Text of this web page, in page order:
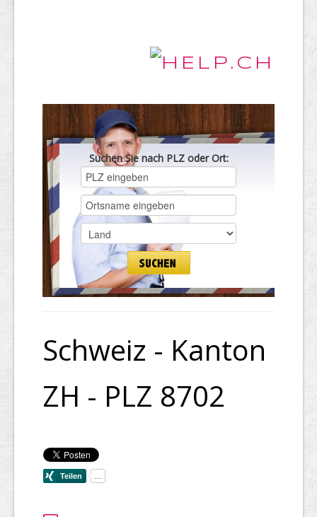
Suchen Sie nach PLZ oder Ort:
Schweiz - Kanton
ZH - PLZ 8702